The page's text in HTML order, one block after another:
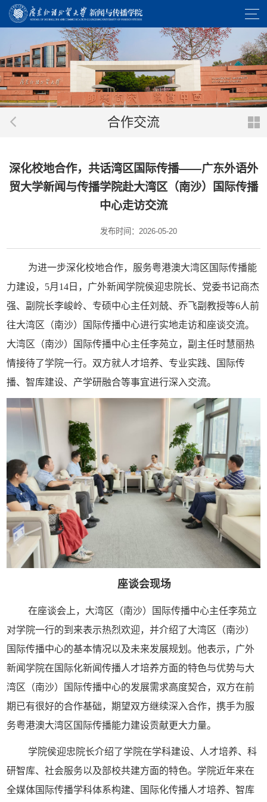
合作交流
深化校地合作，共话湾区国际传播——广东外语外
贸大学新闻与传播学院赴大湾区（南沙）国际传播
中心走访交流
发布时间：2026-05-20
为进一步深化校地合作，服务粤港澳大湾区国际传播能
力建设，5月14日，广外新闻学院侯迎忠院长、党委书记商杰
强、副院长李峻岭、专硕中心主任刘兢、乔飞副教授等6人前
往大湾区（南沙）国际传播中心进行实地走访和座谈交流。
大湾区（南沙）国际传播中心主任李苑立，副主任时慧丽热
情接待了学院一行。双方就人才培养、专业实践、国际传
播、智库建设、产学研融合等事宜进行深入交流。
座谈会现场
在座谈会上，大湾区（南沙）国际传播中心主任李苑立
对学院一行的到来表示热烈欢迎，并介绍了大湾区（南沙）
国际传播中心的基本情况以及未来发展规划。他表示，广外
新闻学院在国际化新闻传播人才培养方面的特色与优势与大
湾区（南沙）国际传播中心的发展需求高度契合，双方在前
期已有很好的合作基础，期望双方继续深入合作，携手为服
务粤港澳大湾区国际传播能力建设贡献更大力量。
学院侯迎忠院长介绍了学院在学科建设、人才培养、科
研智库、社会服务以及部校共建方面的特色。学院近年来在
全媒体国际传播学科体系构建、国际化传播人才培养、智库